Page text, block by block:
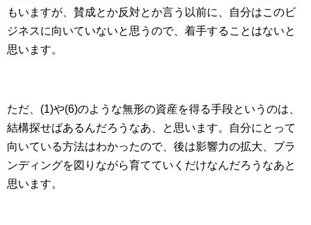
もいますが、賛成とか反対とか言う以前に、自分はこのビ
ジネスに向いていないと思うので、着手することはないと
思います。
ただ、(1)や(6)のような無形の資産を得る手段というのは、
結構探せばあるんだろうなあ、と思います。自分にとって
向いている方法はわかったので、後は影響力の拡大、ブラ
ンディングを図りながら育てていくだけなんだろうなあと
思います。